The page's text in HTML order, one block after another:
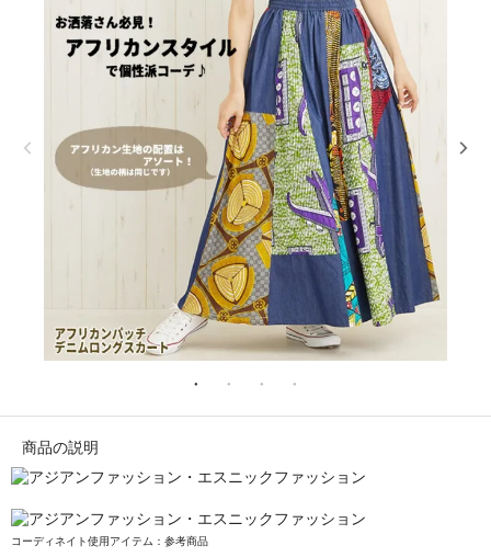
商品の説明
コーディネイト使用アイテム：参考商品